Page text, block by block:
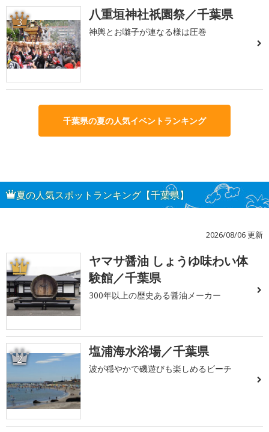
3 八重垣神社祇園祭／千葉県
神輿とお囃子が連なる様は圧巻
千葉県の夏の人気イベントランキング
夏の人気スポットランキング【千葉県】
2026/08/06 更新
1
ヤマサ醤油 しょうゆ味わい体
験館／千葉県
300年以上の歴史ある醤油メーカー
2 塩浦海水浴場／千葉県
波が穏やかで磯遊びも楽しめるビーチ